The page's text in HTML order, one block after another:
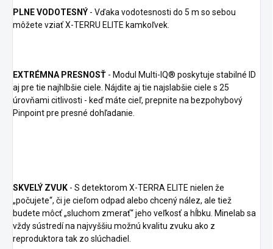
PLNE VODOTESNÝ - Vďaka vodotesnosti do 5 m so sebou
môžete vziať X-TERRU ELITE kamkoľvek.
EXTRÉMNA PRESNOSŤ - Modul Multi-IQ® poskytuje stabilné ID
aj pre tie najhlbšie ciele. Nájdite aj tie najslabšie ciele s 25
úrovňami citlivosti - keď máte cieľ, prepnite na bezpohybový
Pinpoint pre presné dohľadanie.
SKVELÝ ZVUK - S detektorom X-TERRA ELITE nielen že
„počujete“, či je cieľom odpad alebo chcený nález, ale tiež
budete môcť „sluchom zmerať“ jeho veľkosť a hĺbku. Minelab sa
vždy sústredí na najvyššiu možnú kvalitu zvuku ako z
reproduktora tak zo slúchadiel.